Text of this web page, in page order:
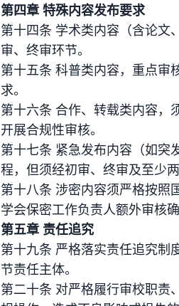
第四章 特殊内容发布要求
第十四条 学术类内容（含论文
审、终审环节。
第十五条 科普类内容，重点审
求。
第十六条 合作、转载类内容，
开展合规性审核。
第十七条 紧急发布内容（如突
程，但须经初审、终审及至少两
第十八条 涉密内容须严格按照
学会保密工作负责人额外审核
第五章 责任追究
第十九条 严格落实责任追究制
节责任主体。
第二十条 对严格履行审校职责